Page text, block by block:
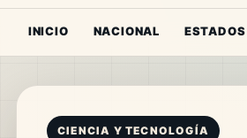
INICIO NACIONAL ESTADOS
CIENCIA Y TECNOLOGÍA